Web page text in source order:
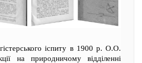
іспиту в 1900 р. О.О.
на природничому відділенні